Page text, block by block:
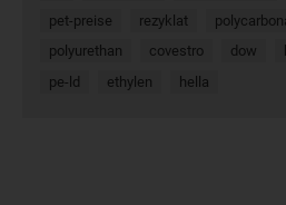
pet-preise
rezyklat
polyurethan
covestro dow
pe-ld
ethylen hella